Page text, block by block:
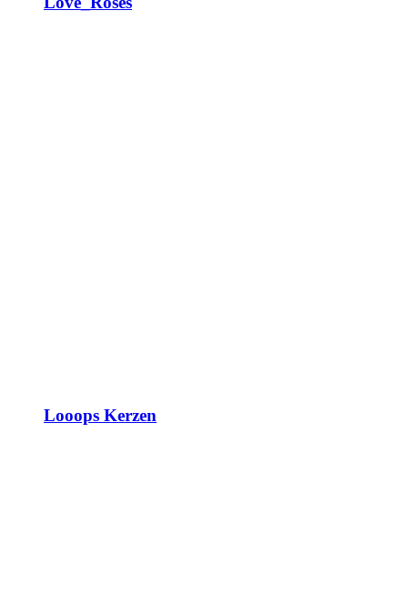
Looops Kerzen